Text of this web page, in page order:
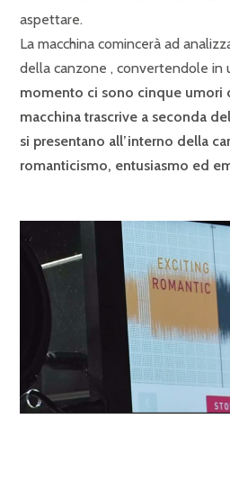
aspettare.
La macchina comincerà ad
della canzone , convertendole in
momento ci sono cinque umori
macchina trascrive a seconda
si presentano all’interno della
romanticismo, entusiasmo ed